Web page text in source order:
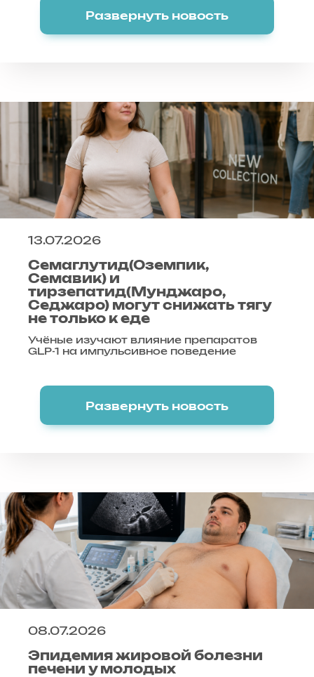
Развернуть новость
13.07.2026
Семаглутид(Оземпик,
Семавик) и
тирзепатид(Мунджаро,
Седжаро) могут снижать тягу
не только к еде
Учёные изучают влияние препаратов
GLP-1 на импульсивное поведение
Развернуть новость
08.07.2026
Эпидемия жировой болезни
печени у молодых